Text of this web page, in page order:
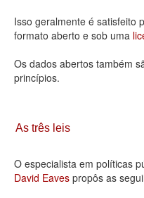
Administração
Legislação
Agenda
Contato
Isso geralmente é satisfeito
formato aberto e sob uma
Os dados abertos também
princípios.
As três leis
O especialista em políticas
David Eaves propôs as